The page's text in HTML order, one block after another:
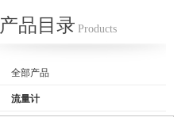
产品目录 Products
全部产品
流量计